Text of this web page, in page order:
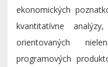
ekonomických
kvantitatívne
orientovaných
programových